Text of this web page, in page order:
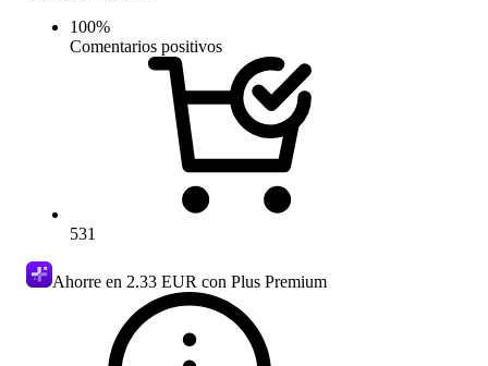
100%
Comentarios positivos
531
Ahorre en 2.33 EUR con Plus Premium